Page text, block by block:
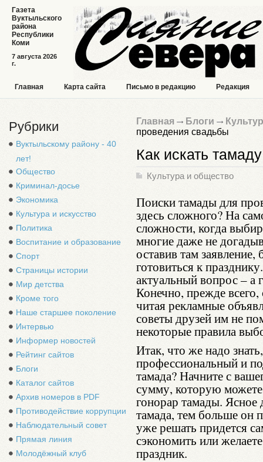
7 августа 2026
г.
Газета
Вуктыльского
района
Республики
Коми
Главная Карта сайта Письмо в редакцию Редакция
Рубрики
Вуктыльскому району - 40
лет!
Общество
Криминал-досье
Экономика
Культура и искусство
Политика
Воспитание и образование
Спорт
Страницы истории
Мир детства
Кроме того
Наше старшее поколение
Интервью
Информер новостей
Рейтинг сайтов
Блоги
Каталог сайтов
Архив номеров в PDF
Противодействие коррупции
Наблюдательный совет
Прямая линия
Молодёжный клуб
Главная Блоги
проведения свадьбы
Как искать
Культура и общество
Поиски тамады для
здесь сложного? На
сложности, когда
многие даже не
оставив там
готовиться к
актуальный вопрос – а
Конечно, прежде всего,
читая рекламные
советы друзей им не
некоторые правила
Итак, что же надо
профессиональный и
тамада? Начните с
сумму, которую
гонорар тамады. Ясное
тамада, тем больше он
уже решать придется
сэкономить или
праздник.